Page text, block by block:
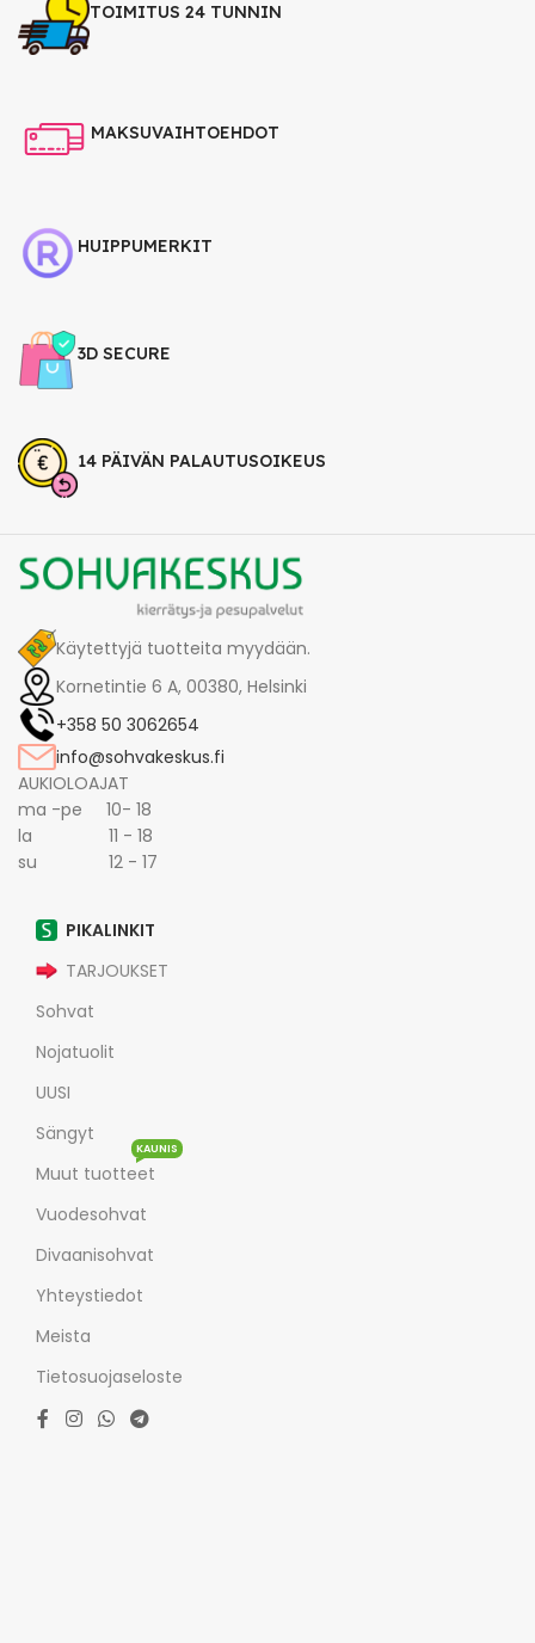
TOIMITUS 24 TUNNIN
MAKSUVAIHTOEHDOT
HUIPPUMERKIT
3D SECURE
14 PÄIVÄN PALAUTUSOIKEUS
Käytettyjä tuotteita myydään.
Kornetintie 6 A, 00380, Helsinki
+358 50 3062654
info@sohvakeskus.fi
AUKIOLOAJAT
ma -pe 10- 18
la 11 - 18
su 12 - 17
PIKALINKIT
TARJOUKSET
Sohvat
Nojatuolit
UUSI
Sängyt
Muut tuotteet
KAUNIS
Vuodesohvat
Divaanisohvat
Yhteystiedot
Meista
Tietosuojaseloste